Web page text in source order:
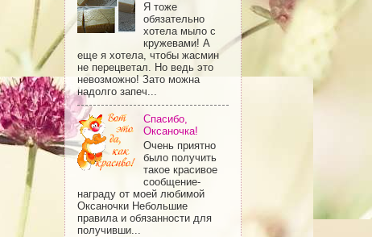
Я тоже
обязательно
хотела мыло с
кружевами! А
еще я хотела, чтобы жасмин
не перецветал. Но ведь это
невозможно! Зато можна
надолго запеч...
Спасибо,
Оксаночка!
Очень приятно
было получить
такое красивое
сообщение-
награду от моей любимой
Оксаночки Небольшие
правила и обязанности для
получивши...